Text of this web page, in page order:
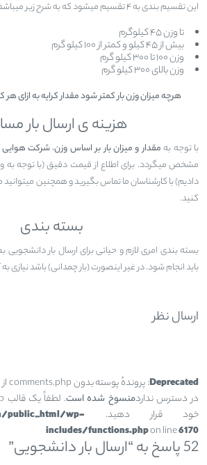
این تقسیم بندی به ۴ تقسیم میشود که به شرح زیر میباشد؛
تا وزن ۴۵ کیلوگرم
بیش از ۴۵ کیلو و کمتر از ۱۰۰ کیلو گرم
وزن ۱۰۰ تا ۳۰۰ کیلو گرم
وزن بالای ۳۰۰ کیلو گرم
هرچه میزان وزن بار کمتر شود مقدار کرایه به ازای
هزینه ی ارسال بار
با توجه بهمقدار و میزان بار بر اساس وزن،شرکت هوایی
مشخص میگردد. برای اطلاع از قیمت دقیق (با توجه به
دادیم) با کارشناسان ما تماس بگیرید و همچنین میتوانید
کنید.
بسته بندی
بسته بندی امری لازم و حیاتی برای ارسال بار
باید انجام شود. در غیر اینصورت (بار چمدانی) باشد نیازی
ارسال نظر
Deprecated
در دسترس نداردمنسوخ شده است
خود قرار دهید. in public_html/wp-
includes/functions.phpon line6170
52 پاسخ به “ارسال بار دانشجویی”